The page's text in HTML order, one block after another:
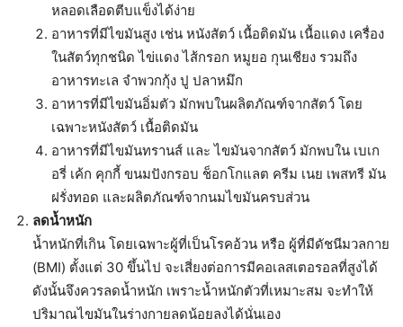
หลอดเลือดตีบแข็งได้ง่าย
อาหารที่มีไขมันสูง เช่น หนังสัตว์ เนื้อติดมัน เนื้อแดง เครื่อง
ในสัตว์ทุกชนิด ไข่แดง ไส้กรอก หมูยอ กุนเชียง รวมถึง
อาหารทะเล จำพวกกุ้ง ปู ปลาหมึก
อาหารที่มีไขมันอิ่มตัว มักพบในผลิตภัณฑ์จากสัตว์ โดย
เฉพาะหนังสัตว์ เนื้อติดมัน
อาหารที่มีไขมันทรานส์ และ ไขมันจากสัตว์ มักพบใน เบเก
อรี่ เค้ก คุกกี้ ขนมปังกรอบ ช็อกโกแลต ครีม เนย เพสทรี มัน
ฝรั่งทอด และผลิตภัณฑ์จากนมไขมันครบส่วน
ลดน้ำหนัก
น้ำหนักที่เกิน โดยเฉพาะผู้ที่เป็นโรคอ้วน หรือ ผู้ที่มีดัชนีมวลกาย
(BMI) ตั้งแต่ 30 ขึ้นไป จะเสี่ยงต่อการมีคอเลสเตอรอลที่สูงได้
ดังนั้นจึงควรลดน้ำหนัก เพราะน้ำหนักตัวที่เหมาะสม จะทำให้
ปริมาณไขมันในร่างกายลดน้อยลงได้นั่นเอง